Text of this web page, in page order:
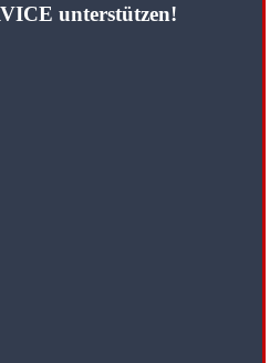
unterstützen!